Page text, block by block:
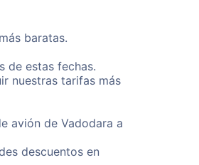
baratas.
de estas fechas.
nuestras tarifas más
avión de Vadodara a
descuentos en